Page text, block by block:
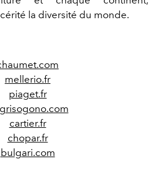
la diversité du monde.
mellerio.fr
piaget.fr
cartier.fr
chopar.fr
bulgari.com